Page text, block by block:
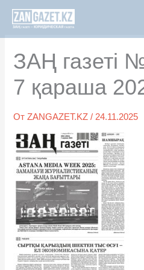
Перейти
содержимому
ЗАҢ газеті
7 қараша
ОтZANGAZET.KZ/24.11.2025